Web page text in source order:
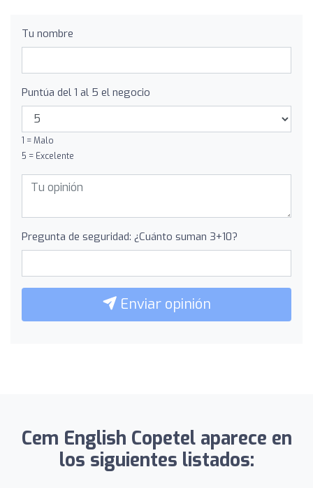
Tu nombre
Puntúa del 1 al 5 el negocio
1 = Malo
5 = Excelente
Pregunta de seguridad: ¿Cuánto suman 3+10?
Enviar opinión
Cem English Copetel aparece en
los siguientes listados: